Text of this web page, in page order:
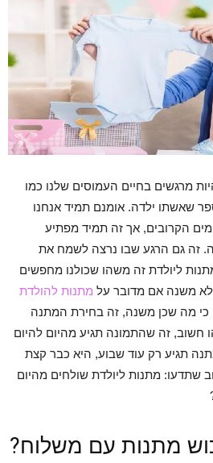
מרגשים בחיים העמוסים שלנו כמו
שאשתו ילדה. אומנם תמיד אנחנו
הקרובים, אך זה תמיד מפתיע
זה גם הרגע שבו נרצה לשמח את
ליולדת זה משהו שכולנו מחפשים
משנה אם מדובר על מתנות להולדת
כי מה שכן משנה, זה בחירת המתנה
חשוב, זה שהתמונה תגיע מהיום להיום
תגיע רק עוד שבוע, היא כבר קצת
מתנות ליולדת שולחים מהיום
מתנות עם משלוח?